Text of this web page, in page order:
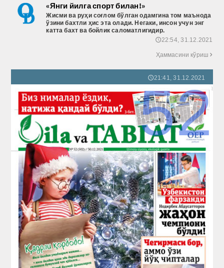
«Янги йилга спорт билан!»
Жисми ва руҳи соғлом бўлган одамгина том маънода
ўзини бахтли ҳис эта олади. Негаки, инсон учун энг
катта бахт ва бойлик саломатлигидир.
🕔22:54, 31.12.2021
Ҳаммасини кўриш
🕔21:41, 31.12.2021
52